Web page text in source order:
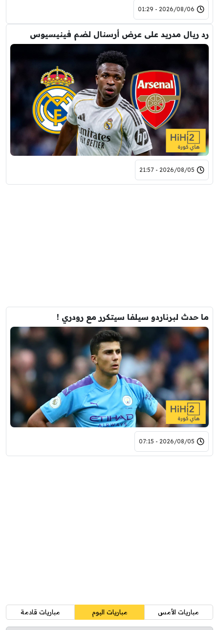
2026/08/06 - 01:29
رد ريال مدريد على عرض أرسنال لضم فينيسيوس
2026/08/05 - 21:57
ما حدث لبرناردو سيلفا سيتكرر مع رودري !
2026/08/05 - 07:15
مباريات الأمس مباريات اليوم مباريات قادمة